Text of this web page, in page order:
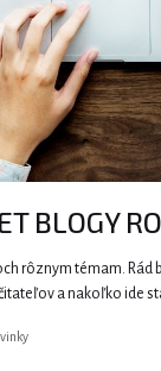
BLOGY
rôznym témam. Rád
a nakoľko ide